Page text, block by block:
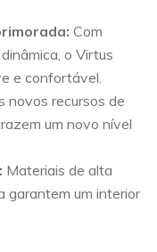
Com
o Virtus
e confortável.
novos recursos de
um novo nível
Materiais de alta
garantem um interior